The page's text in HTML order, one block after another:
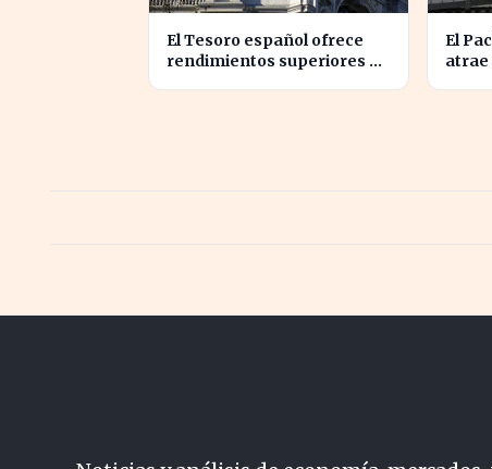
El Tesoro español ofrece
rendimientos superiores al
El
atrae